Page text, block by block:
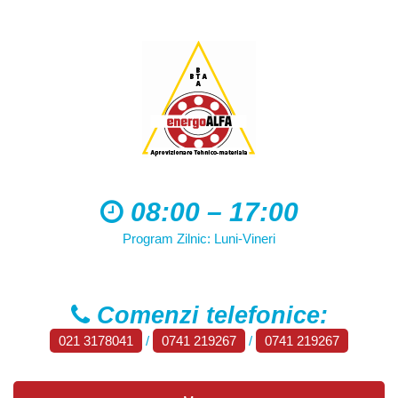
08:00 – 17:00
Program Zilnic: Luni-Vineri
Comenzi telefonice:
021 3178041 / 0741 219267 / 0741 219267